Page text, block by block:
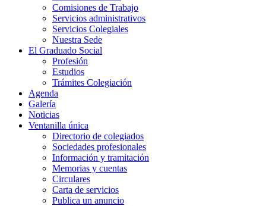
Comisiones de Trabajo
Servicios administrativos
Servicios Colegiales
Nuestra Sede
El Graduado Social
Profesión
Estudios
Trámites Colegiación
Agenda
Galería
Noticias
Ventanilla única
Directorio de colegiados
Sociedades profesionales
Información y tramitación
Memorias y cuentas
Circulares
Carta de servicios
Publica un anuncio